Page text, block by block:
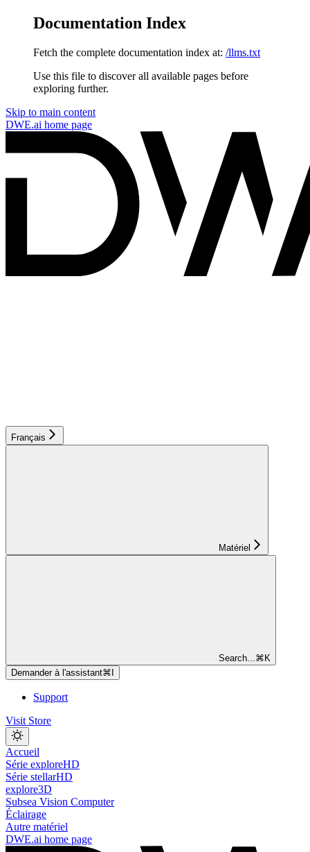
Documentation Index
Fetch the complete documentation index at: /llms.txt
Use this file to discover all available pages before
exploring further.
Skip to main content
DWE.ai home page
Français
Matériel
Search...⌘ K
Demander à l'assistant⌘
Support
Visit Store
Accueil
Série exploreHD
Série stellarHD
explore3D
Subsea Vision Computer
Éclairage
Autre matériel
DWE.ai home page